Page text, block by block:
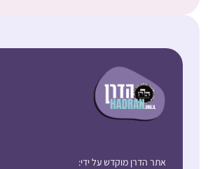
אתר הדרן מוקדש על ידי: